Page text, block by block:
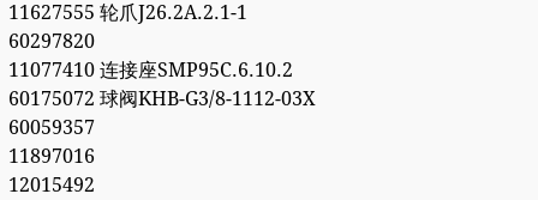
11627555 轮爪J26.2A.2.1-1
60297820
11077410 连接座SMP95C.6.10.2
60175072 球阀KHB-G3/8-1112-03X
60059357
11897016
12015492